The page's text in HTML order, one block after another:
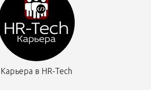
Карьера в HR-Tech